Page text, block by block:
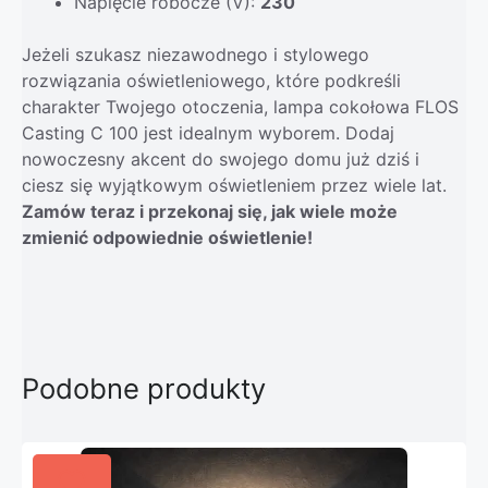
Jeżeli szukasz niezawodnego i stylowego
rozwiązania oświetleniowego, które podkreśli
charakter Twojego otoczenia, lampa cokołowa FLOS
Casting C 100 jest idealnym wyborem. Dodaj
nowoczesny akcent do swojego domu już dziś i
ciesz się wyjątkowym oświetleniem przez wiele lat.
Zamów teraz i przekonaj się, jak wiele może
zmienić odpowiednie oświetlenie!
Podobne produkty